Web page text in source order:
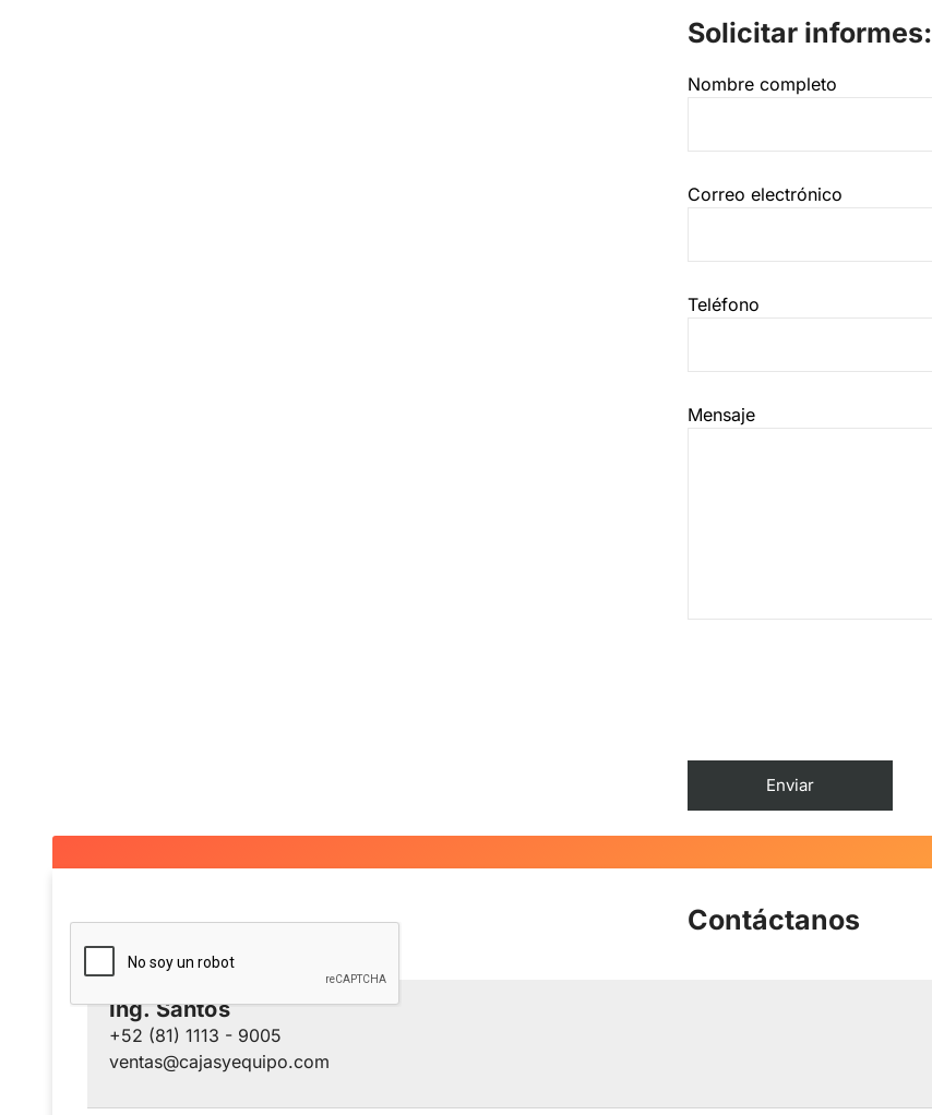
Solicitar informes:
Nombre completo
Correo electrónico
Teléfono
Mensaje
Contáctanos
Ing. Santos
+52 (81) 1113 - 9005
ventas@cajasyequipo.com